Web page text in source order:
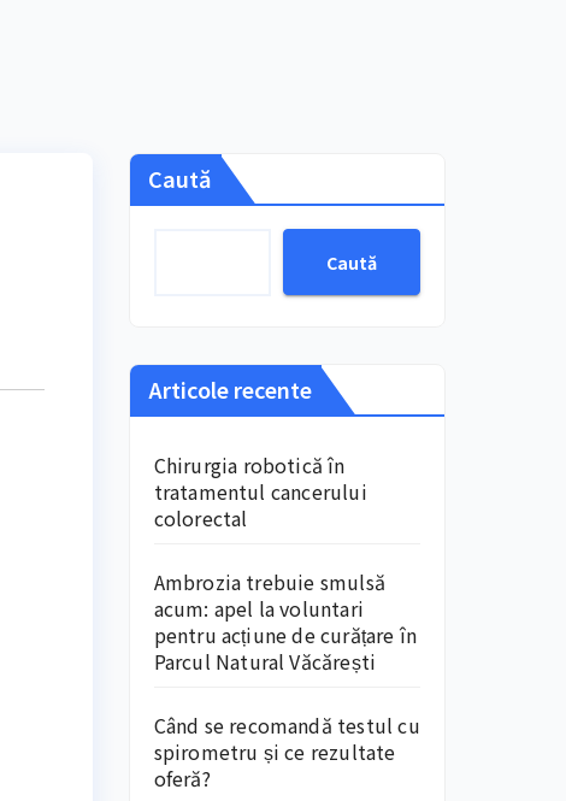
Caută
Caută
Articole recente
Chirurgia robotică în
tratamentul cancerului
colorectal
Ambrozia trebuie smulsă
acum: apel la voluntari
pentru acțiune de curățare în
Parcul Natural Văcărești
Când se recomandă testul cu
spirometru și ce rezultate
oferă?